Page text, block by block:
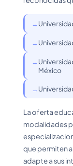
México
La oferta
modalidades
que permiten
adapte a sus